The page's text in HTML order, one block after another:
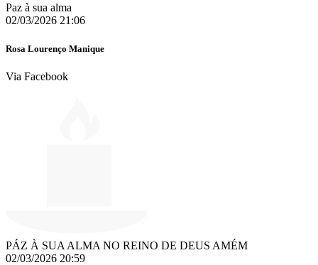
Paz à sua alma
02/03/2026 21:06
Rosa Lourenço Manique
Via Facebook
PÁZ À SUA ALMA NO REINO DE DEUS AMÉM
02/03/2026 20:59